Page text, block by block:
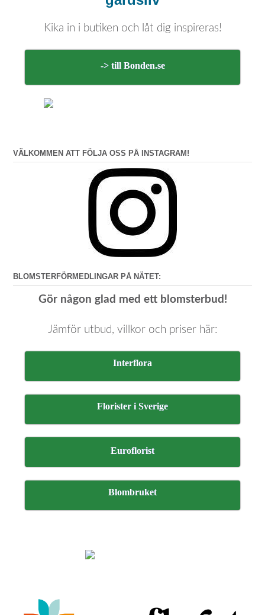
Kika in i butiken och låt dig inspireras!
-> till Bonden.se
VÄLKOMMEN ATT FÖLJA OSS PÅ INSTAGRAM!
BLOMSTERFÖRMEDLINGAR PÅ NÄTET:
Gör någon glad med ett blomsterbud!
Jämför utbud, villkor och priser här:
Interflora
Florister i Sverige
Euroflorist
Blombruket